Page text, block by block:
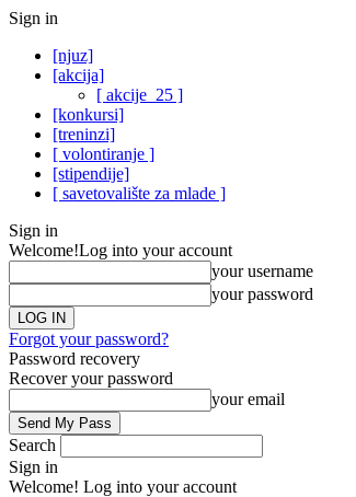
Sign in
[njuz]
[akcija]
[ akcije_25 ]
[konkursi]
[treninzi]
[ volontiranje ]
[stipendije]
[ savetovalište za mlade ]
Sign in
Welcome!Log into your account
your username
your password
Forgot your password?
Password recovery
Recover your password
your email
Search
Sign in
Welcome! Log into your account